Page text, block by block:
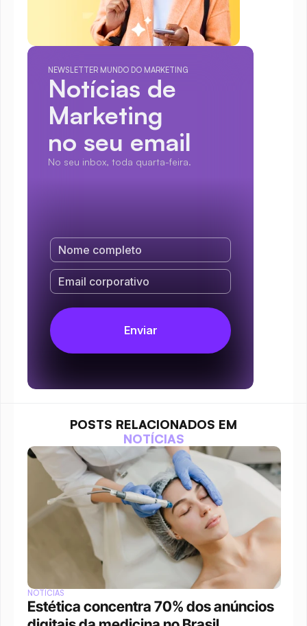
NEWSLETTER MUNDO DO MARKETING
Notícias de
Marketing
no seu email
No seu inbox, toda quarta-feira.
POSTS RELACIONADOS EM
NOTÍCIAS
NOTÍCIAS
Estética concentra 70% dos anúncios